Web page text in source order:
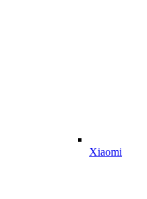
Xiaomi